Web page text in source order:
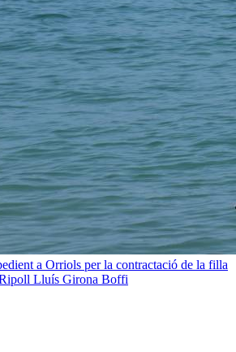
a Orriols per la contractació de la filla
Lluís Girona Boffi